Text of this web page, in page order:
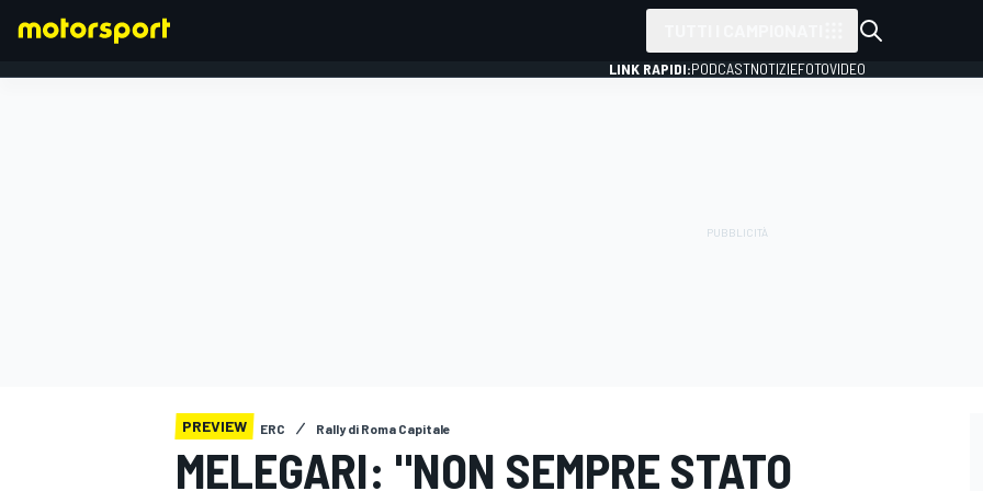
LINK RAPIDI:PODCASTNOTIZIEFOTOVIDEO
PREVIEW ERC Rally di Roma Capitale
MELEGARI: "NON SEMPRE STATO